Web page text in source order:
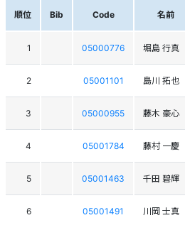
順位 Bib Code 名前
1 05000776 堀島 行真
2 05001101 島川 拓也
3 05000955 藤木 豪心
4 05001784 藤村 一慶
5 05001463 千田 碧輝
6 05001491 川岡 士真